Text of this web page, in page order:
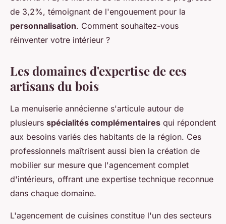
de 3,2%, témoignant de l'engouement pour la
personnalisation. Comment souhaitez-vous
réinventer votre intérieur ?
Les domaines d'expertise de ces
artisans du bois
La menuiserie annécienne s'articule autour de
plusieurs spécialités complémentaires qui répondent
aux besoins variés des habitants de la région. Ces
professionnels maîtrisent aussi bien la création de
mobilier sur mesure que l'agencement complet
d'intérieurs, offrant une expertise technique reconnue
dans chaque domaine.
L'agencement de cuisines constitue l'un des secteurs